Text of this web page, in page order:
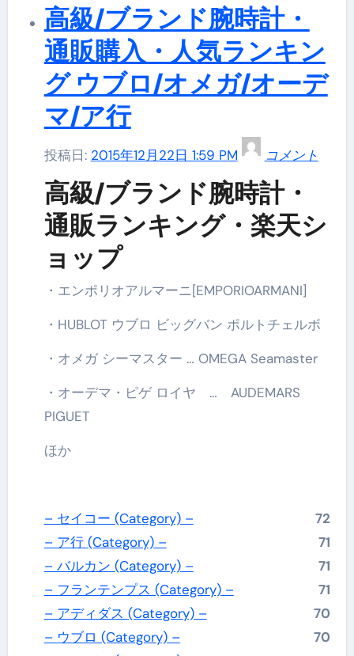
高級/ブランド腕時計・
通販購入・人気ランキン
グ ウブロ/オメガ/オーデ
マ/ア行
投稿日: 2015年12月22日 1:59 PM admin
コメント
高級/ブランド腕時計・
通販ランキング・楽天シ
ョップ
・エンポリオアルマーニ[EMPORIOARMANI]
・HUBLOT ウブロ ビッグバン ポルトチェルボ
・オメガ シーマスター … OMEGA Seamaster
・オーデマ・ピゲ ロイヤ … AUDEMARS
PIGUET
ほか
– セイコー (Category) –
72
– ア行 (Category) –
71
– バルカン (Category) –
71
– フランテンプス (Category) –
71
– アディダス (Category) –
70
– ウブロ (Category) –
70